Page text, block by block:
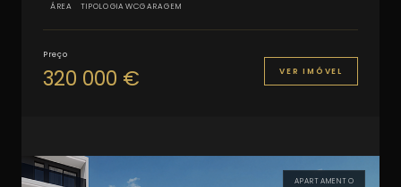
ÁREA TIPOLOGIAWCGARAGEM
Preço
320 000 € VER IMÓVEL
APARTAMENTO